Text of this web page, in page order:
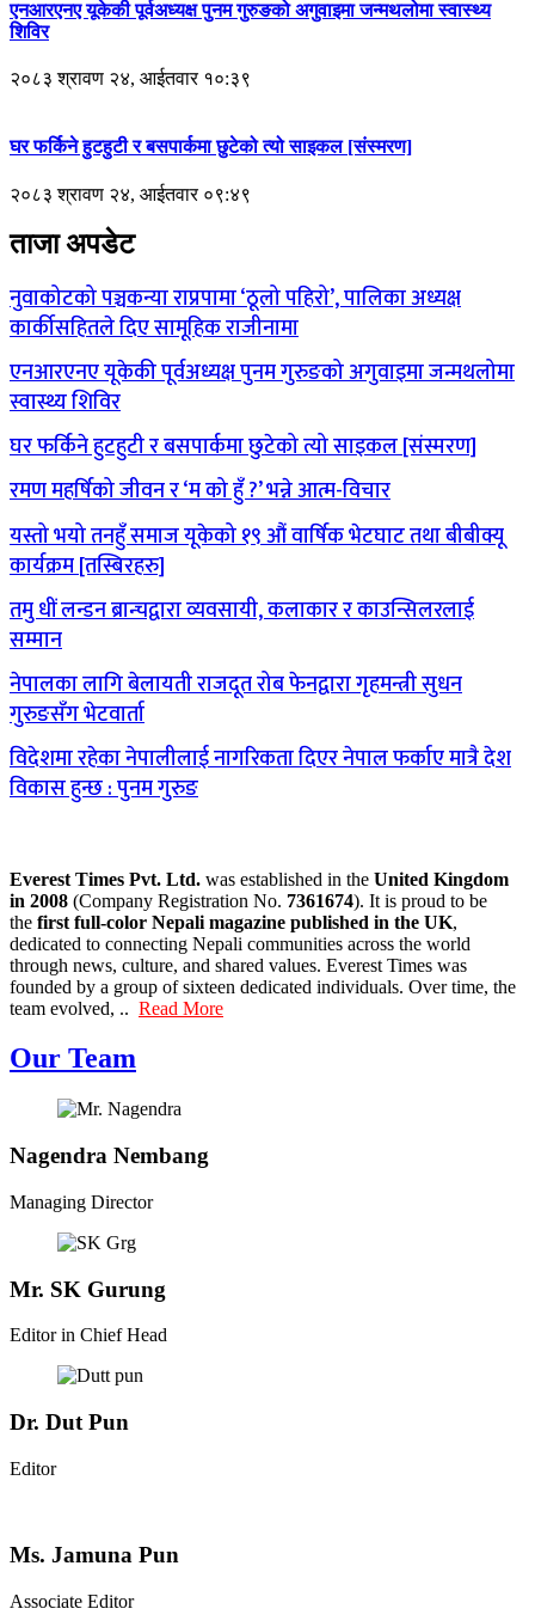
एनआरएनए यूकेकी पूर्वअध्यक्ष पुनम गुरुङको अगुवाइमा जन्मथलोमा स्वास्थ्य
शिविर
२०८३ श्रावण २४, आईतवार १०:३९
घर फर्किने हुटहुटी र बसपार्कमा छुटेको त्यो साइकल [संस्मरण]
२०८३ श्रावण २४, आईतवार ०९:४९
ताजा अपडेट
नुवाकोटको पञ्चकन्या राप्रपामा ‘ठूलो पहिरो’, पालिका अध्यक्ष
कार्कीसहितले दिए सामूहिक राजीनामा
एनआरएनए यूकेकी पूर्वअध्यक्ष पुनम गुरुङको अगुवाइमा जन्मथलोमा
स्वास्थ्य शिविर
घर फर्किने हुटहुटी र बसपार्कमा छुटेको त्यो साइकल [संस्मरण]
रमण महर्षिको जीवन र ‘म को हुँ ?’ भन्ने आत्म-विचार
यस्तो भयो तनहुँ समाज यूकेको १९ औं वार्षिक भेटघाट तथा बीबीक्यू
कार्यक्रम [तस्बिरहरु]
तमु धीं लन्डन ब्रान्चद्वारा व्यवसायी, कलाकार र काउन्सिलरलाई
सम्मान
नेपालका लागि बेलायती राजदूत रोब फेनद्वारा गृहमन्त्री सुधन
गुरुङसँग भेटवार्ता
विदेशमा रहेका नेपालीलाई नागरिकता दिएर नेपाल फर्काए मात्रै देश
विकास हुन्छ : पुनम गुरुङ
Everest Times Pvt. Ltd. was established in the United Kingdom
in 2008 (Company Registration No. 7361674). It is proud to be
the first full-color Nepali magazine published in the UK,
dedicated to connecting Nepali communities across the world
through news, culture, and shared values. Everest Times was
founded by a group of sixteen dedicated individuals. Over time, the
team evolved, .. Read More
Our Team
Nagendra Nembang
Managing Director
Mr. SK Gurung
Editor in Chief Head
Dr. Dut Pun
Editor
Ms. Jamuna Pun
Associate Editor